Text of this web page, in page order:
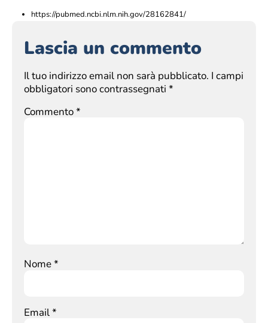
https://pubmed.ncbi.nlm.nih.gov/28162841/
Lascia un commento
Il tuo indirizzo email non sarà pubblicato. I campi
obbligatori sono contrassegnati *
Commento*
Nome*
Email*